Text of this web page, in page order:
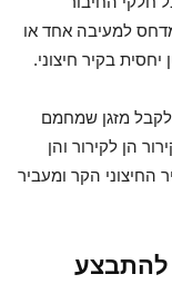
למעיבה אחד או
בקיר חיצוני.
לקבל מזגן שמחמם
הן לקירור והן
החיצוני הקר ומעביר
להתבצע